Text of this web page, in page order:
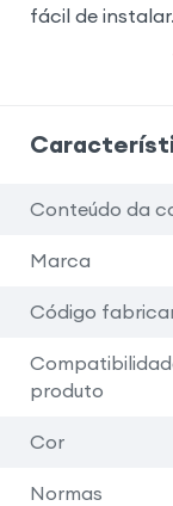
fácil de instalar.
Conteúdo da
Marca
Código
produto
Cor
Normas